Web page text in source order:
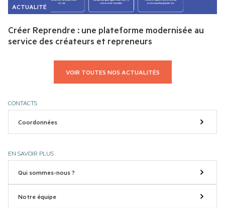
ACTUALITÉ
Créer Reprendre : une plateforme modernisée au
service des créateurs et repreneurs
VOIR TOUTES NOS ACTUALITÉS
CONTACTS
Coordonnées
EN SAVOIR PLUS
Qui sommes-nous ?
Notre équipe